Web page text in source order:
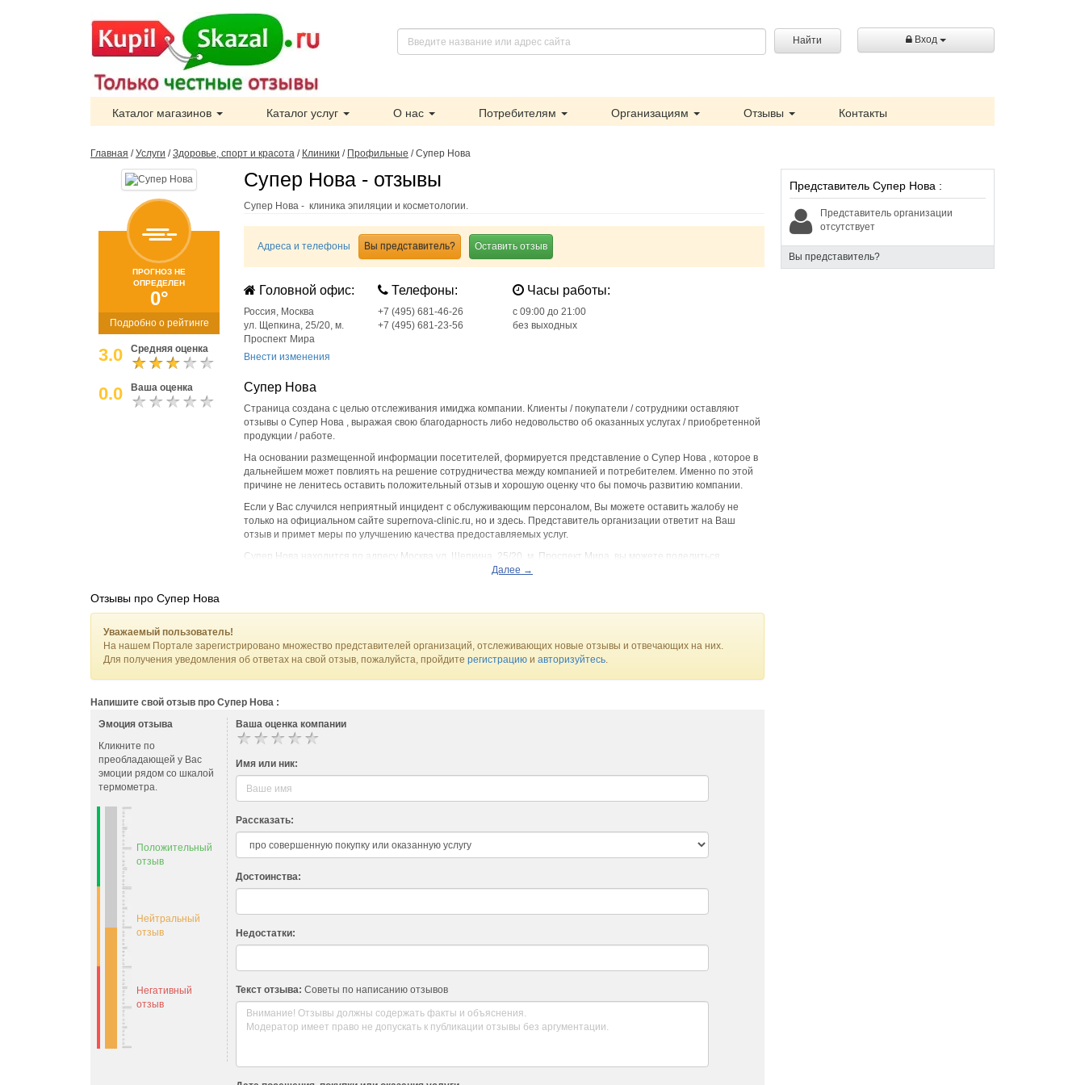
Найти Вход
Каталог магазинов Каталог услуг О нас Потребителям Организациям Отзывы Контакты
Главная /Услуги /Здоровье, спорт и красота / Клиники / Профильные /Супер Нова
ПРОГНОЗ НЕ
ОПРЕДЕЛЕН
0°
Подробно о рейтинге
3.0 Средняя оценка
0.0 Ваша оценка
Супер Нова - отзывы
Супер Нова - клиника эпиляции и косметологии.
Адреса и телефоны Оставить отзыв
Вы представитель?
Головной офис:
Россия, Москва
ул. Щепкина, 25/20, м.
Проспект Мира
Внести изменения
Телефоны:
+7 (495) 681-46-26
+7 (495) 681-23-56
Часы работы:
c 09:00 до 21:00
без выходных
Супер Нова
Страница создана с целью отслеживания имиджа компании. Клиенты / покупатели / сотрудники оставляют
отзывы о Супер Нова , выражая свою благодарность либо недовольство об оказанных услугах / приобретенной
продукции / работе.
На основании размещенной информации посетителей, формируется представление о Супер Нова , которое в
дальнейшем может повлиять на решение сотрудничества между компанией и потребителем. Именно по этой
причине не ленитесь оставить положительный отзыв и хорошую оценку что бы помочь развитию компании.
Если у Вас случился неприятный инцидент с обслуживающим персоналом, Вы можете оставить жалобу не
только на официальном сайте supernova-clinic.ru, но и здесь. Представитель организации ответит на Ваш
отзыв и примет меры по улучшению качества предоставляемых услуг.
Супер Нова находится по адресу Москва ул. Щепкина, 25/20, м. Проспект Мира, вы можете поделиться
впечатлением от посещения данного заведения с будущими посетителями.
Далее →
Представитель Супер Нова :
Представитель организации
отсутствует
Вы представитель?
Отзывы про Супер Нова
Уважаемый пользователь!
На нашем Портале зарегистрировано множество представителей организаций, отслеживающих новые отзывы и отвечающих на них.
Для получения уведомления об ответах на свой отзыв, пожалуйста, пройдите регистрацию и авторизуйтесь.
Напишите свой отзыв про Супер Нова :
Эмоция отзыва
Кликните по
преобладающей у Вас
эмоции рядом со шкалой
термометра.
Положительный
отзыв
Нейтральный
отзыв
Негативный
отзыв
Ваша оценка компании
Имя или ник:
Рассказать:
Достоинства:
Недостатки:
Текст отзыва: Советы по написанию отзывов